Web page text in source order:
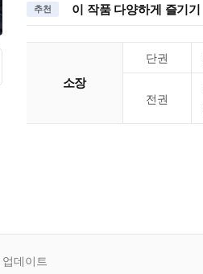
추천 이 작품 다양하게 즐기기
소장
단권
전권
업데이트